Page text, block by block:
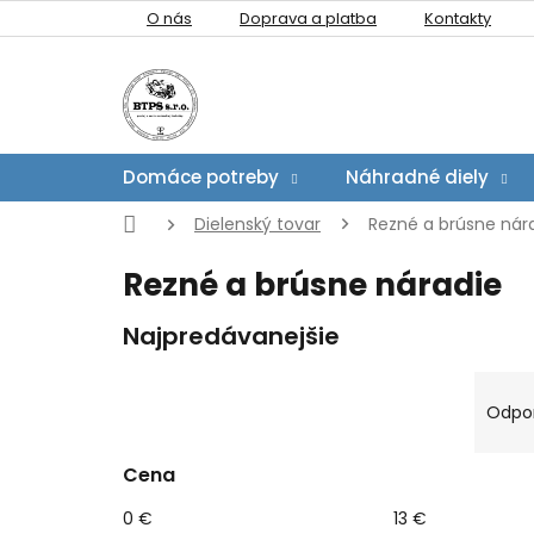
na
O nás Doprava a platba Kontakty
Domáce potreby Náhradné diely
DomovDielenský tovar Rezné a brúsne
Rezné a brúsne náradie
Najpredávanejšie
Cena
0 € 13 €
a